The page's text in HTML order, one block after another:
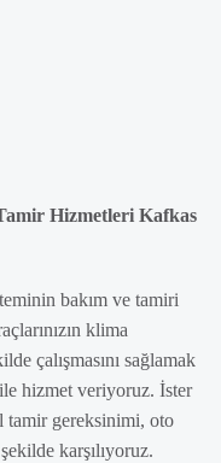
Hizmetleri Kafkas
bakım ve tamiri
klima
çalışmasını sağlamak
hizmet veriyoruz. İster
tamir gereksinimi, oto
karşılıyoruz.